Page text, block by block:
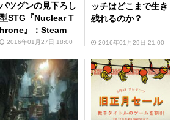
バツグンの見下ろし
型STG『Nuclear T
hrone』：Steam
2016年01月27日 18:00
ッチはどこまで生き
残れるのか？
2016年01月29日 21:00